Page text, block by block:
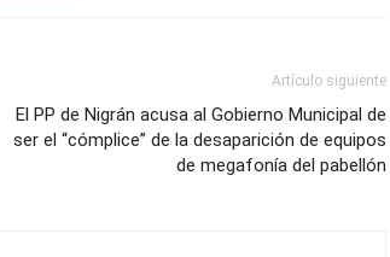
Artículo siguiente
El PP de Nigrán acusa al Gobierno Municipal de
ser el “cómplice” de la desaparición de equipos
de megafonía del pabellón